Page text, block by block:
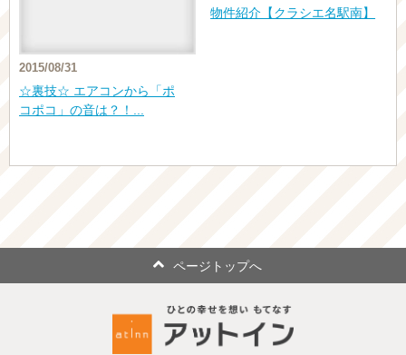
2015/08/31
☆裏技☆ エアコンから「ポ
コポコ」の音は？！...
物件紹介【クラシエ名駅南】
ページトップへ